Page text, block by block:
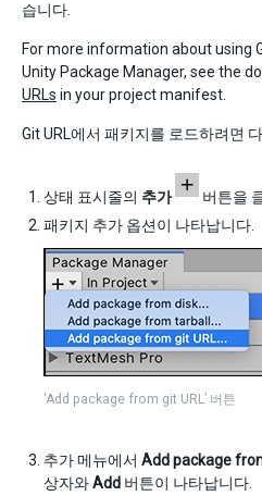
습니다.
For more information about using
Unity Package Manager, see the
URLs in your project manifest.
Git URL에서 패키지를 로드하려면
상태 표시줄의 추가
버튼을
패키지 추가 옵션이 나타납니다.
‘Add package from git URL’ 버튼
추가 메뉴에서 Add package
상자와Add 버튼이 나타납니다.